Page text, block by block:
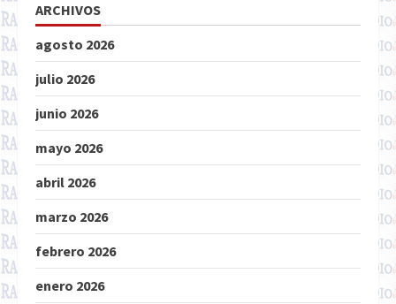
ARCHIVOS
agosto 2026
julio 2026
junio 2026
mayo 2026
abril 2026
marzo 2026
febrero 2026
enero 2026